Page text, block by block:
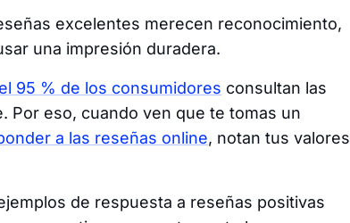
excelentes merecen reconocimiento,
una impresión duradera.
95 % de los consumidores consultan las
Por eso, cuando ven que te tomas un
a las reseñas online, notan tus valores
de respuesta a reseñas positivas